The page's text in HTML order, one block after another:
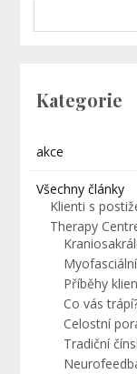
Kategorie
akce
Všechny články
Klienti s
Therapy
Příběhy
Co vás
Celostní
Tradiční